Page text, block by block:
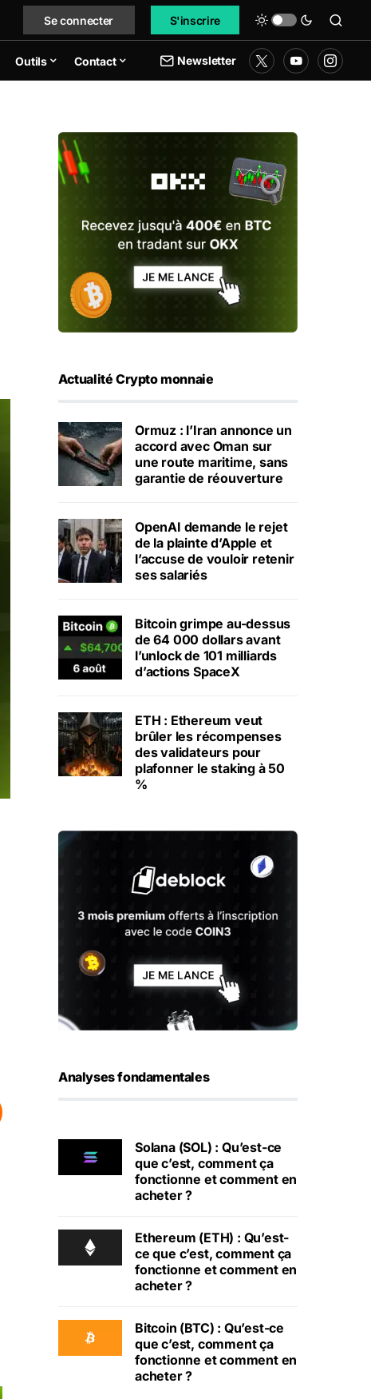
Se connecter S'inscrire
Outils Contact Newsletter
Actualité Crypto monnaie
Ormuz : l’Iran annonce un
accord avec Oman sur
une route maritime, sans
garantie de réouverture
OpenAI demande le rejet
de la plainte d’Apple et
l’accuse de vouloir retenir
ses salariés
Bitcoin grimpe au-dessus
de 64 000 dollars avant
l’unlock de 101 milliards
d’actions SpaceX
ETH : Ethereum veut
brûler les récompenses
des validateurs pour
plafonner le staking à 50
%
Analyses fondamentales
Solana (SOL) : Qu’est-ce
que c’est, comment ça
fonctionne et comment en
acheter ?
Ethereum (ETH) : Qu’est-
ce que c’est, comment ça
fonctionne et comment en
acheter ?
Bitcoin (BTC) : Qu’est-ce
que c’est, comment ça
fonctionne et comment en
acheter ?